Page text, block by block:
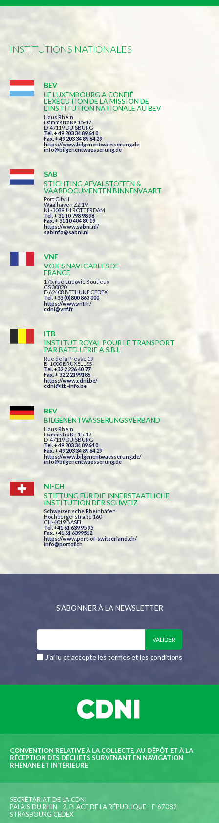
INSTITUTIONS NATIONALES
BEV
LE LUXEMBOURG A CONFIÉ
L’EXÉCUTION DE LA MISSION DE
L’INSTITUTION NATIONALE AU BEV
Haus Rhein
Dammstraße 15-17
D-47119 DUISBURG
Tel. + 49 203 34 89 64 0
Fax. + 49 203 34 89 64 29
https://www.bilgenentwaesserung.de
info@bilgenentwaesserung.de
SAB
STICHTING AFVALSTOFFEN &
VAARDOCUMENTEN BINNENVAART
Port City II
Waalhaven ZZ 19
NL-3089 JH ROTTERDAM
Tel. + 31 10 798 98 98
Fax. + 31 10 404 80 19
https://www.sabni.nl/
sabinfo@sabni.nl
VNF
VOIES NAVIGABLES DE
FRANCE
175, rue Ludovic Boutleux
CS 30820
F-62408 BETHUNE CEDEX
Tel. +33 (0)800 863 000
https://www.vnf.fr/
cdni@vnf.fr
ITB
INSTITUT ROYAL POUR LE TRANSPORT
PAR BATELLERIE A.S.B.L.
Rue de la Presse 19
B-1000 BRUXELLES
Tel. +32 2 226 40 77
Fax. + 32 2 2199186
https://www.cdni.be/
cdni@itb-info.be
BEV
BILGENENTWÄSSERUNGSVERBAND
Haus Rhein
Dammstraße 15-17
D-47119 DUISBURG
Tel. + 49 203 34 89 64 0
Fax. + 49 203 34 89 64 29
https://www.bilgenentwaesserung.de/
info@bilgenentwaesserung.de
NI-CH
STIFTUNG FÜR DIE INNERSTAATLICHE
INSTITUTION DER SCHWEIZ
Schweizerische Rheinhäfen
Hochbergerstraße 160
CH-4019 BASEL
Tel. +41 61 639 95 95
Fax. +41 61 6399512
https://www.port-of-switzerland.ch/
info@portof.ch
S'ABONNER À LA NEWSLETTER
J'ai lu et accepte les termes et les conditions
CONVENTION RELATIVE À LA COLLECTE, AU DÉPÔT ET À LA
RÉCEPTION DES DÉCHETS SURVENANT EN NAVIGATION
RHÉNANE ET INTÉRIEURE
SECRÉTARIAT DE LA CDNI
PALAIS DU RHIN - 2, PLACE DE LA RÉPUBLIQUE - F-67082
STRASBOURG CEDEX